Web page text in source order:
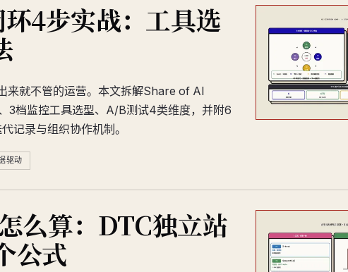
4步实战：工具选
来就不管的运营。本文拆解Share of AI
3档监控工具选型、A/B测试4类维度，并附6
记录与组织协作机制。
驱动
么算：DTC独立站
公式